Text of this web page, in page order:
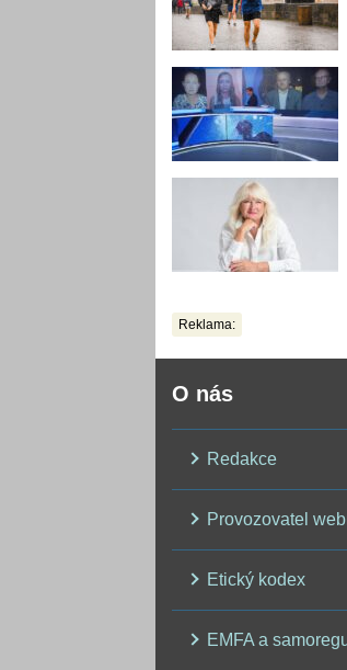
Reklama:
O nás
Redakce
Provozovatel
Etický kodex
EMFA a